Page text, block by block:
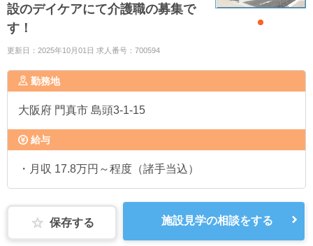
設のデイケアにて介護職の募集で
す！
更新日：2025年10月01日 求人番号：700594
勤務地
大阪府 門真市 島頭3-1-15
給与
・月収 17.8万円～程度（諸手当込）
保存する 施設見学の相談をする